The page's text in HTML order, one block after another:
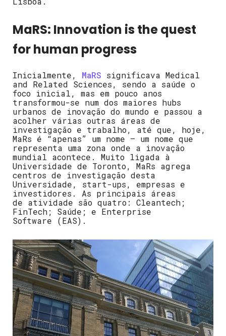
MaRS: Innovation is the quest
for human progress
Inicialmente, MaRS significava Medical
and Related Sciences, sendo a saúde o
foco inicial, mas em pouco anos
transformou-se num dos maiores hubs
urbanos de inovação do mundo e passou a
acolher várias outras áreas de
investigação e trabalho, até que, hoje,
MaRs é “apenas” um nome – um nome que
representa uma zona onde a inovação
mundial acontece. Muito ligada à
Universidade de Toronto, MaRs agrega
centros de investigação desta
Universidade, start-ups, empresas e
investidores. As principais áreas
de atividade são quatro: Cleantech;
FinTech; Saúde; e Enterprise
Software (EAS) .